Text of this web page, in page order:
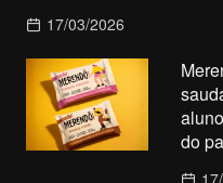
17/03/2026
do